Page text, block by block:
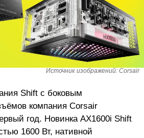
Источник изображений: Corsair
Shift с боковым
компания Corsair
год. Новинка AX1600i Shift
1600 Вт, нативной